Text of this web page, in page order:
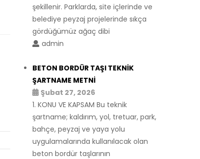
şekillenir. Parklarda, site içlerinde ve
belediye peyzaj projelerinde sıkça
gördüğümüz ağaç dibi
admin
BETON BORDÜR TAŞI TEKNİK
ŞARTNAME METNİ
Şubat 27, 2026
1. KONU VE KAPSAM Bu teknik
şartname; kaldırım, yol, tretuar, park,
bahçe, peyzaj ve yaya yolu
uygulamalarında kullanılacak olan
beton bordür taşlarının